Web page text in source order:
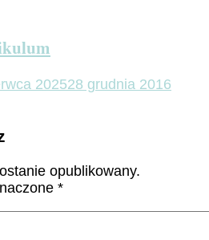
202528 grudnia 2016
opublikowany.
*